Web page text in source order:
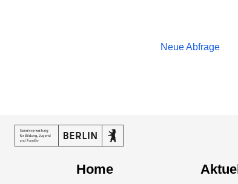
Neue Abfrage
Home